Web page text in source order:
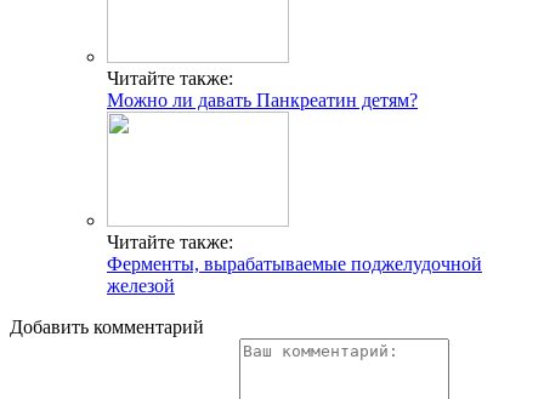
Читайте также:
Можно ли давать Панкреатин детям?
Читайте также:
Ферменты, вырабатываемые поджелудочной
железой
Добавить комментарий